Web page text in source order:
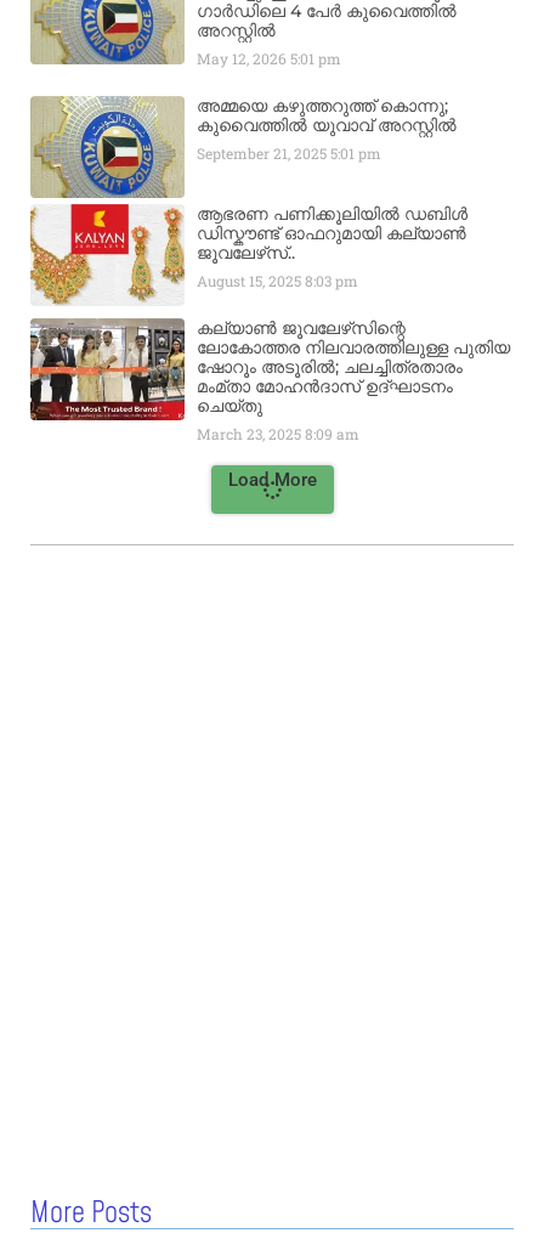
ഗാർഡിലെ 4 പേർ കുവൈത്തിൽ
അറസ്റ്റിൽ
May 12, 20265:01 pm
അമ്മയെ കഴുത്തറുത്ത് കൊന്നു;
കുവൈത്തിൽ യുവാവ് അറസ്റ്റിൽ
September 21, 20255:01 pm
ആഭരണ പണിക്കൂലിയിൽ ഡബിൾ
ഡിസ്കൗണ്ട് ഓഫറുമായി കല്യാൺ
ജൂവലേഴ്‌സ്..
August 15, 20258:03 pm
കല്യാൺ ജൂവലേഴ്‌സിന്റെ
ലോകോത്തര നിലവാരത്തിലുള്ള പുതിയ
ഷോറൂം അടൂരിൽ; ചലച്ചിത്രതാരം
മംമ്താ മോഹൻദാസ് ഉദ്ഘാടനം
ചെയ്‌തു
March 23, 20258:09 am
Load More
More Posts